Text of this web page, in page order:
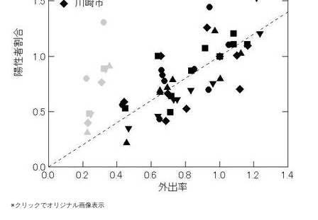
※クリックでオリジナル画像表示